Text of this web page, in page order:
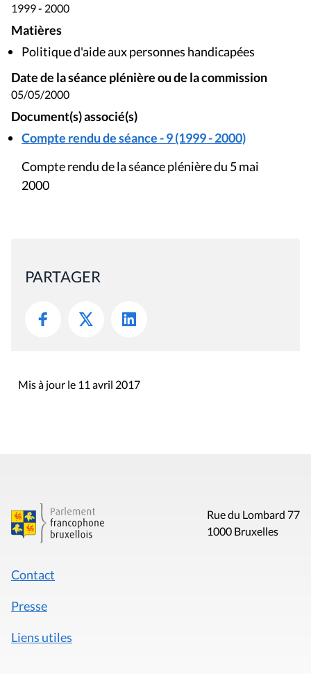
1999 - 2000
Matières
Politique d'aide aux personnes handicapées
Date de la séance plénière ou de la commission
05/05/2000
Document(s) associé(s)
Compte rendu de séance - 9 (1999 - 2000)
Compte rendu de la séance plénière du 5 mai
2000
PARTAGER
Mis à jour le 11 avril 2017
Rue du Lombard 77
1000 Bruxelles
Contact
Presse
Liens utiles